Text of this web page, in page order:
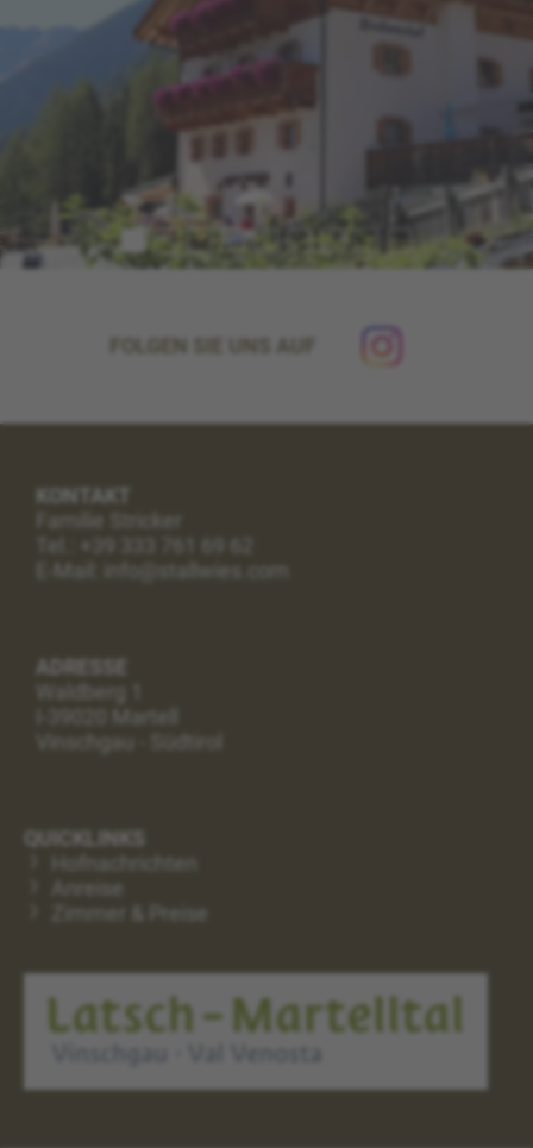
FOLGEN SIE UNS AUF
KONTAKT
Familie Stricker
Tel.:
+39 333 761 69 62
E-Mail: info@stallwies.com
ADRESSE
Waldberg 1
I-39020 Martell
Vinschgau - Südtirol
QUICKLINKS
Hofnachrichten
Anreise
Zimmer & Preise